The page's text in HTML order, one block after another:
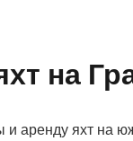
на
и аренду яхт